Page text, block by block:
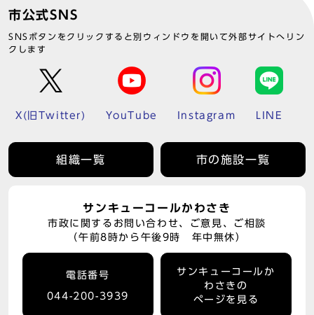
市公式SNS
SNSボタンをクリックすると別ウィンドウを開いて外部サイトへリン
クします
X(旧Twitter) YouTube Instagram LINE
組織一覧 市の施設一覧
サンキューコールかわさき
市政に関するお問い合わせ、ご意見、ご相談
（午前8時から午後9時 年中無休）
電話番号
044-200-3939
サンキューコールか
わさきの
ページを見る